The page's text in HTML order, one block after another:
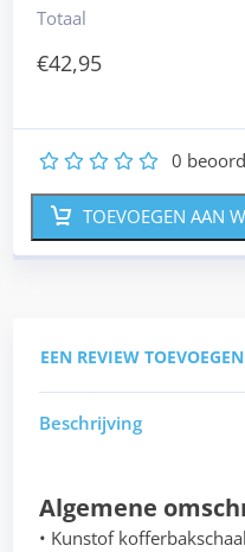
Totaal
€42,95
5
4
3
2 0
TOEVOEGEN AAN
EEN REVIEW TOEVOEGEN
Beschrijving
Algemene
• Kunstof